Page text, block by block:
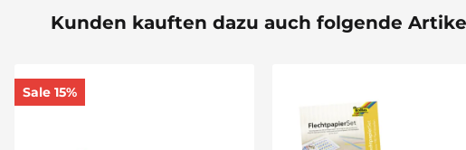
Kunden kauften dazu auch folgende